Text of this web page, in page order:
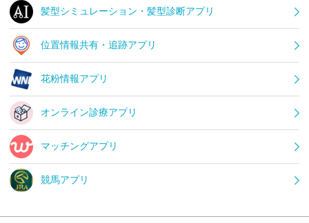
髪型シミュレーション・髪型診断アプリ
位置情報共有・追跡アプリ
花粉情報アプリ
オンライン診療アプリ
マッチングアプリ
競馬アプリ